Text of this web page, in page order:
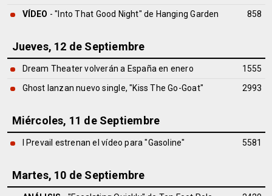
VÍDEO - "Into That Good Night" de Hanging Garden 858
Jueves, 12 de Septiembre
Dream Theater volverán a España en enero
1555
Ghost lanzan nuevo single, "Kiss The Go-Goat"
2993
Miércoles, 11 de Septiembre
I Prevail estrenan el vídeo para "Gasoline" 5581
Martes, 10 de Septiembre